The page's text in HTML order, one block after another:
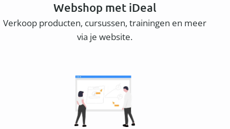
Webshop met iDeal
Verkoop producten, cursussen, trainingen en meer
via je website.